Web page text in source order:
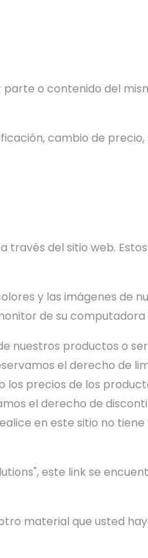
o contenido del
cambio de
del sitio web.
y las imágenes de
de su computadora
nuestros productos o
el derecho de
precios de los
el derecho de
en este sitio no
este link se
material que usted